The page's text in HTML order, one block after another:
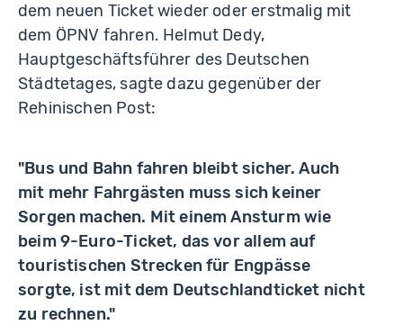
dem neuen Ticket wieder oder erstmalig mit
dem ÖPNV fahren. Helmut Dedy,
Hauptgeschäftsführer des Deutschen
Städtetages, sagte dazu gegenüber der
Rehinischen Post:
"Bus und Bahn fahren bleibt sicher. Auch
mit mehr Fahrgästen muss sich keiner
Sorgen machen. Mit einem Ansturm wie
beim 9-Euro-Ticket, das vor allem auf
touristischen Strecken für Engpässe
sorgte, ist mit dem Deutschlandticket nicht
zu rechnen."